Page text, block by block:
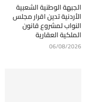
الجبهة الوطنية الشعبية
الأردنية تدين اقرار مجلس
النواب لمشروع قانون
الملكية العقارية
06/08/2026